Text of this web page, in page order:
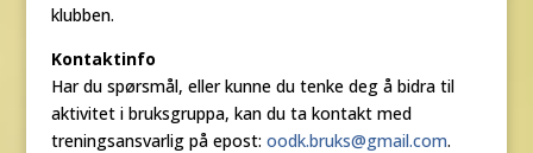
klubben.
Kontaktinfo
Har du spørsmål, eller kunne du tenke deg å bidra til
aktivitet i bruksgruppa, kan du ta kontakt med
treningsansvarlig på epost: oodk.bruks@gmail.com.